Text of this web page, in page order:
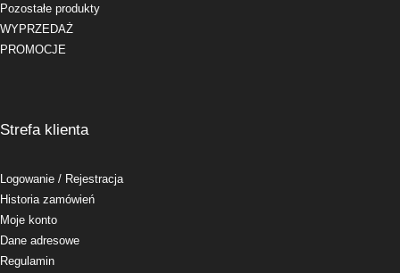
Pozostałe produkty
WYPRZEDAŻ
PROMOCJE
Strefa klienta
Logowanie / Rejestracja
Historia zamówień
Moje konto
Dane adresowe
Regulamin